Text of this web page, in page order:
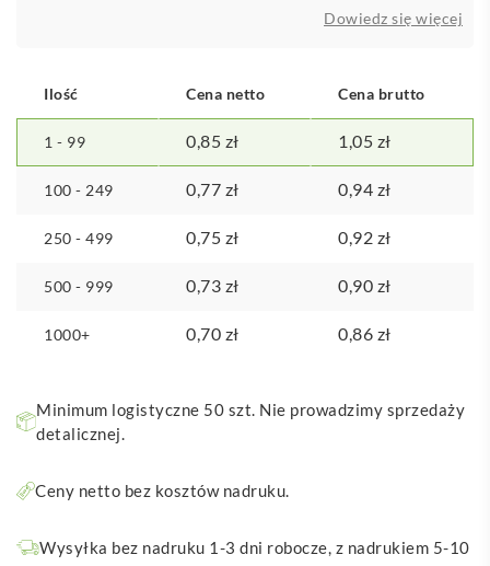
Dowiedz się więcej
Ilość Cena netto Cena brutto
1 - 99 0,85 zł 1,05 zł
100 - 249 0,77 zł 0,94 zł
250 - 499 0,75 zł 0,92 zł
500 - 999 0,73 zł 0,90 zł
1000+ 0,70 zł 0,86 zł
Minimum logistyczne 50 szt. Nie prowadzimy sprzedaży
detalicznej.
Ceny netto bez kosztów nadruku.
Wysyłka bez nadruku 1-3 dni robocze, z nadrukiem 5-10